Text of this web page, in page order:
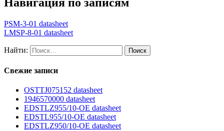
PSM-3-01 datasheet
LMSP-8-01 datasheet
Найти:
Свежие записи
OSTTJ075152 datasheet
1946570000 datasheet
EDSTLZ955/10-OE datasheet
EDSTL955/10-OE datasheet
EDSTLZ950/10-OE datasheet